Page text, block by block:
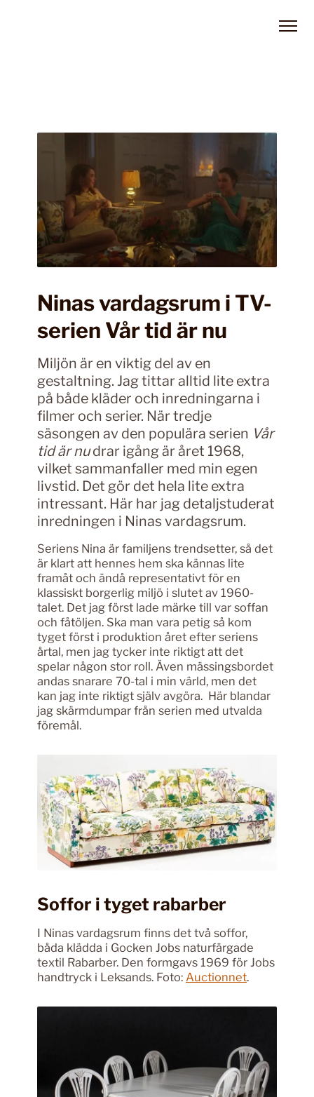
Ninas vardagsrum i TV-
serien Vår tid är nu
Miljön är en viktig del av en
gestaltning. Jag tittar alltid lite extra
på både kläder och inredningarna i
filmer och serier. När tredje
säsongen av den populära serien Vår
tid är nudrar igång är året 1968,
vilket sammanfaller med min egen
livstid. Det gör det hela lite extra
intressant. Här har jag detaljstuderat
inredningen i Ninas vardagsrum.
Seriens Nina är familjens trendsetter, så det
är klart att hennes hem ska kännas lite
framåt och ändå representativt för en
klassiskt borgerlig miljö i slutet av 1960-
talet. Det jag först lade märke till var soffan
och fåtöljen. Ska man vara petig så kom
tyget först i produktion året efter seriens
årtal, men jag tycker inte riktigt att det
spelar någon stor roll. Även mässingsbordet
andas snarare 70-tal i min värld, men det
kan jag inte riktigt själv avgöra. Här blandar
jag skärmdumpar från serien med utvalda
föremål.
Soffor i tyget rabarber
I Ninas vardagsrum finns det två soffor,
båda klädda i Gocken Jobs naturfärgade
textil Rabarber. Den formgavs 1969 för Jobs
handtryck i Leksands. Foto:Auctionnet.